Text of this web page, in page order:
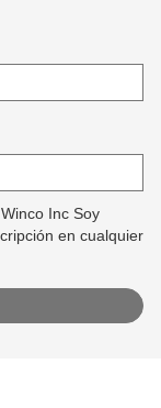
Inc Soy
en cualquier